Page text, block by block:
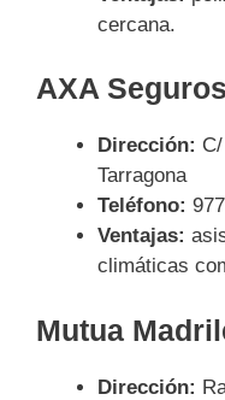
cercana.
AXA Seguros
Dirección:
Tarragona
Teléfono:
Ventajas:
climáticas
Mutua
Dirección: